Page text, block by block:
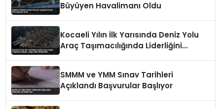
Büyüyen Havalimanı Oldu
Kocaeli Yılın İlk Yarısında Deniz Yolu
Araç Taşımacılığında Liderliğini
SMMM ve YMM Sınav Tarihleri
Açıklandı Başvurular Başlıyor